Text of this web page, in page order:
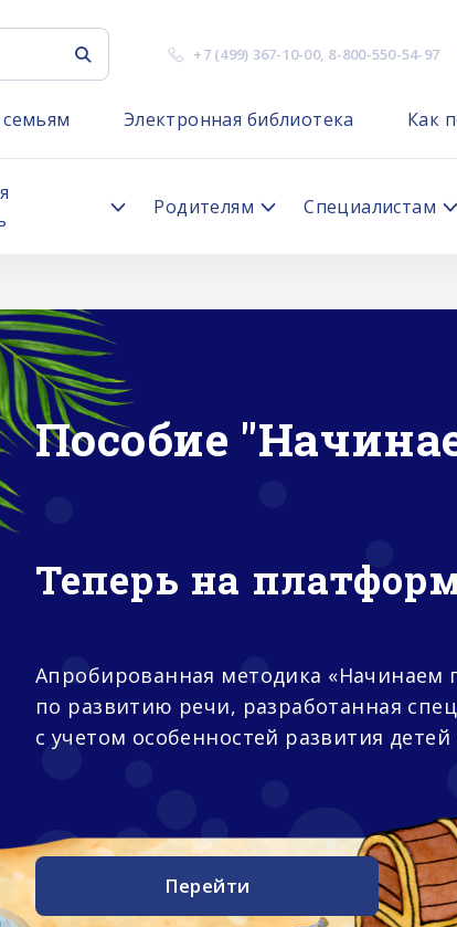
+7 (499) 367-10-00, 8-800-550-54-97
Электронная библиотека Как
Родителям Специалистам
Изменения в
продолжат работу под одним именем -
«Синдром любви»
Подробнее